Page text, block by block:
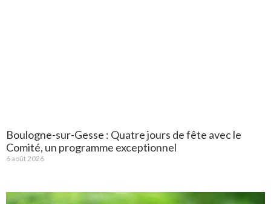
Boulogne-sur-Gesse : Quatre jours de fête avec le
Comité, un programme exceptionnel
6 août 2026